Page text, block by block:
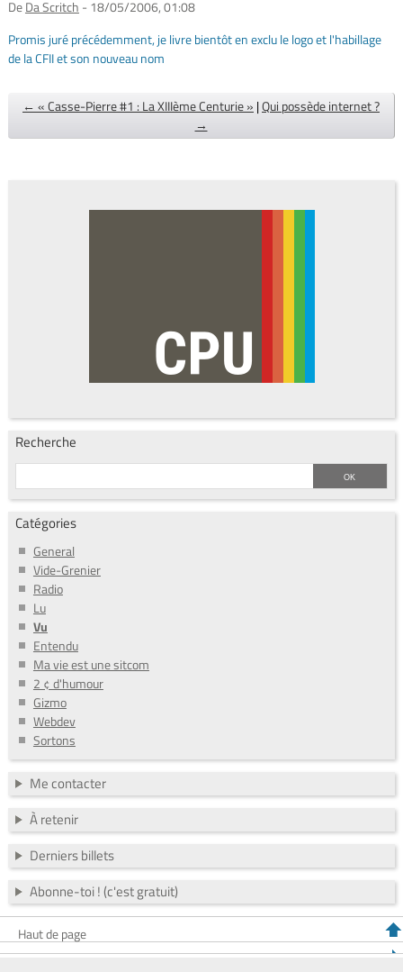
DeDa Scritch - 18/05/2006, 01:08
Promis juré précédemment, je livre bientôt en exclu le logo et l'habillage
de la CFII et son nouveau nom
← « Casse-Pierre #1 : La XIIIème Centurie » |Qui possède internet ?
→
Recherche
Catégories
General
Vide-Grenier
Radio
Lu
Vu
Entendu
Ma vie est une sitcom
2 ¢ d'humour
Gizmo
Webdev
Sortons
Me contacter
À retenir
Derniers billets
Abonne-toi ! (c'est gratuit)
Haut de page